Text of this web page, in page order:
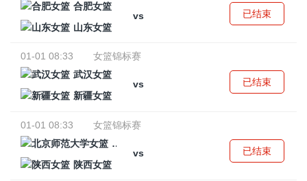
合肥女篮
vs
山东女篮
已结束
01-01 08:33
女篮锦标赛
武汉女篮
vs
新疆女篮
已结束
01-01 08:33
女篮锦标赛
北京师范大学女篮
vs
陕西女篮
已结束